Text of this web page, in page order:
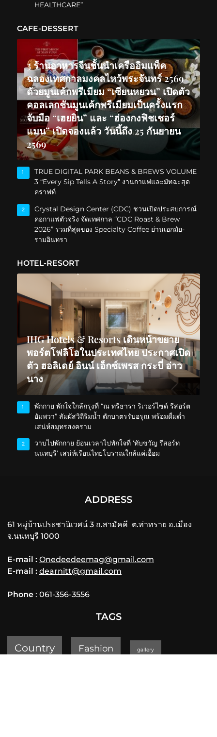
HEALTHCARE”
CAFE-DESSERT
3 ร้านอาหารจีนชั้นนำเครืออิมแพ็ค
ฉลองเทศกาลมงคลไหว้พระจันทร์ 2569
ด้วยมูนเค้กพรีเมียม “เซียนหยวน” เปิดตัว
คอลเลกชันมูนเค้กพรีเมียมเป็นครั้งแรก
จับมือ “เฮยยิน” และ “ฮ่องกงฟิชเชอร์
แมน” เปิดจองแล้ว วันนี้ถึง 25 กันยายน
2569
1
TRUE DIGITAL PARK BEANS & BREWS VOLUME
3 “Every Sip Tells A Story” งานกาแฟและมัทฉะสุด
คราฟท์
2
Crystal Design Center (CDC) ชวนเปิดประสบการณ์
คอกาแฟตัวจริง จัดเทศกาล “CDC Roast & Brew
2026” รวมที่สุดของ Specialty Coffee ย่านเอกมัย-
รามอินทรา
HOTEL-RESORT
IHG Hotels & Resorts เดินหน้าขยาย
พอร์ตโฟลิโอในประเทศไทย ประกาศเปิด
ตัว ฮอลิเดย์ อินน์ เอ็กซ์เพรส กระบี่ อ่าว
นาง
1
พักกาย พักใจใกล้กรุงที่ “ณ ทรีธารา ริเวอร์ไซด์ รีสอร์ต
อัมพวา” สัมผัสวิถีริมน้ำ ตักบาตรรับอรุณ พร้อมดื่มด่ำ
เสน่ห์สมุทรสงคราม
2
วาบไปพักกาย ย้อนเวลาไปพักใจที่ ‘ทับขวัญ รีสอร์ท
นนทบุรี’ เสน่ห์เรือนไทยโบราณใกล้แค่เอื้อม
ADDRESS
61 หมู่บ้านประชานิเวศน์ 3 ถ.สามัคคี ต.ท่าทราย อ.เมือง
จ.นนทบุรี 1000
E-mail : Onedeedeemag@gmail.com
E-mail : dearnitt@gmail.com
Phone : 061-356-3556
TAGS
Country Fashion gallery